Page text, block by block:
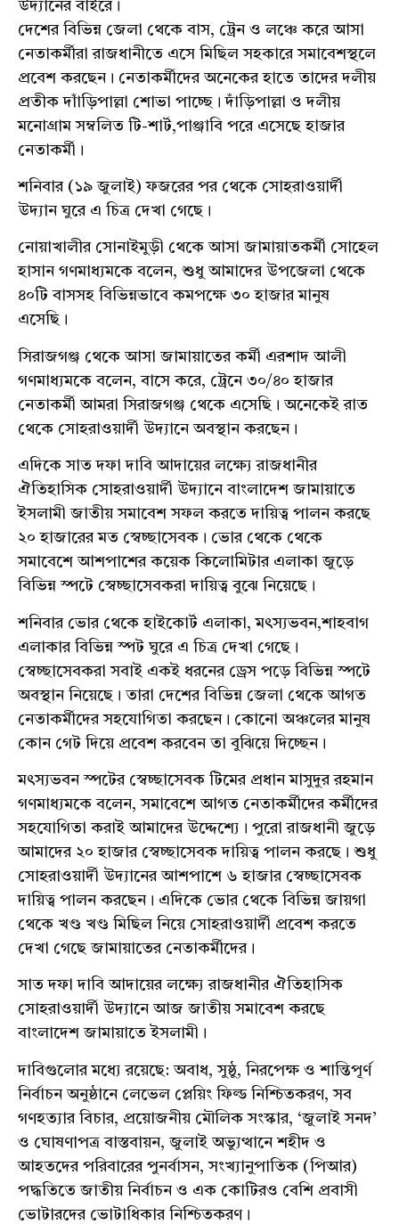
উদ্যানের বাইরে।
দেশের বিভিন্ন জেলা থেকে বাস, ট্রেন ও লঞ্চে করে আসা
নেতাকর্মীরা রাজধানীতে এসে মিছিল সহকারে সমাবেশস্থলে
প্রবেশ করছেন। নেতাকর্মীদের অনেকের হাতে তাদের দলীয়
প্রতীক দাাঁড়িপাল্লা শোভা পাচ্ছে। দাঁড়িপাল্লা ও দলীয়
মনোগ্রাম সম্বলিত টি-শার্ট,পাঞ্জাবি পরে এসেছে হাজার
নেতাকর্মী।
শনিবার (১৯ জুলাই) ফজরের পর থেকে সোহরাওয়ার্দী
উদ্যান ঘুরে এ চিত্র দেখা গেছে।
নোয়াখালীর সোনাইমুড়ী থেকে আসা জামায়াতকর্মী সোহেল
হাসান গণমাধ্যমকে বলেন, শুধু আমাদের উপজেলা থেকে
৪০টি বাসসহ বিভিন্নভাবে কমপক্ষে ৩০ হাজার মানুষ
এসেছি।
সিরাজগঞ্জ থেকে আসা জামায়াতের কর্মী এরশাদ আলী
গণমাধ্যমকে বলেন, বাসে করে, ট্রেনে ৩০/৪০ হাজার
নেতাকর্মী আমরা সিরাজগঞ্জ থেকে এসেছি। অনেকেই রাত
থেকে সোহরাওয়ার্দী উদ্যানে অবস্থান করছেন।
এদিকে সাত দফা দাবি আদায়ের লক্ষ্যে রাজধানীর
ঐতিহাসিক সোহরাওয়ার্দী উদ্যানে বাংলাদেশ জামায়াতে
ইসলামী জাতীয় সমাবেশ সফল করতে দায়িত্ব পালন করছে
২০ হাজারের মত স্বেচ্ছাসেবক। ভোর থেকে থেকে
সমাবেশে আশপাশের কয়েক কিলোমিটার এলাকা জুড়ে
বিভিন্ন স্পটে স্বেচ্ছাসেবকরা দায়িত্ব বুঝে নিয়েছে।
শনিবার ভোর থেকে হাইকোর্ট এলাকা, মৎস্যভবন,শাহবাগ
এলাকার বিভিন্ন স্পট ঘুরে এ চিত্র দেখা গেছে।
স্বেচ্ছাসেবকরা সবাই একই ধরনের ড্রেস পড়ে বিভিন্ন স্পটে
অবস্থান নিয়েছে। তারা দেশের বিভিন্ন জেলা থেকে আগত
নেতাকর্মীদের সহযোগিতা করছেন। কোনো অঞ্চলের মানুষ
কোন গেট দিয়ে প্রবেশ করবেন তা বুঝিয়ে দিচ্ছেন।
মৎস্যভবন স্পটের স্বেচ্ছাসেবক টিমের প্রধান মাসুদুর রহমান
গণমাধ্যমকে বলেন, সমাবেশে আগত নেতাকর্মীদের কর্মীদের
সহযোগিতা করাই আমাদের উদ্দেশ্যে। পুরো রাজধানী জুড়ে
আমাদের ২০ হাজার স্বেচ্ছাসেবক দায়িত্ব পালন করছে। শুধু
সোহরাওয়ার্দী উদ্যানের আশপাশে ৬ হাজার স্বেচ্ছাসেবক
দায়িত্ব পালন করছেন। এদিকে ভোর থেকে বিভিন্ন জায়গা
থেকে খণ্ড খণ্ড মিছিল নিয়ে সোহরাওয়ার্দী প্রবেশ করতে
দেখা গেছে জামায়াতের নেতাকর্মীদের।
সাত দফা দাবি আদায়ের লক্ষ্যে রাজধানীর ঐতিহাসিক
সোহরাওয়ার্দী উদ্যানে আজ জাতীয় সমাবেশ করছে
বাংলাদেশ জামায়াতে ইসলামী।
দাবিগুলোর মধ্যে রয়েছে: অবাধ, সুষ্ঠু, নিরপেক্ষ ও শান্তিপূর্ণ
নির্বাচন অনুষ্ঠানে লেভেল প্লেয়িং ফিল্ড নিশ্চিতকরণ, সব
গণহত্যার বিচার, প্রয়োজনীয় মৌলিক সংস্কার, ‘জুলাই সনদ’
ও ঘোষণাপত্র বাস্তবায়ন, জুলাই অভ্যুত্থানে শহীদ ও
আহতদের পরিবারের পুনর্বাসন, সংখ্যানুপাতিক (পিআর)
পদ্ধতিতে জাতীয় নির্বাচন ও এক কোটিরও বেশি প্রবাসী
ভোটারদের ভোটাধিকার নিশ্চিতকরণ।